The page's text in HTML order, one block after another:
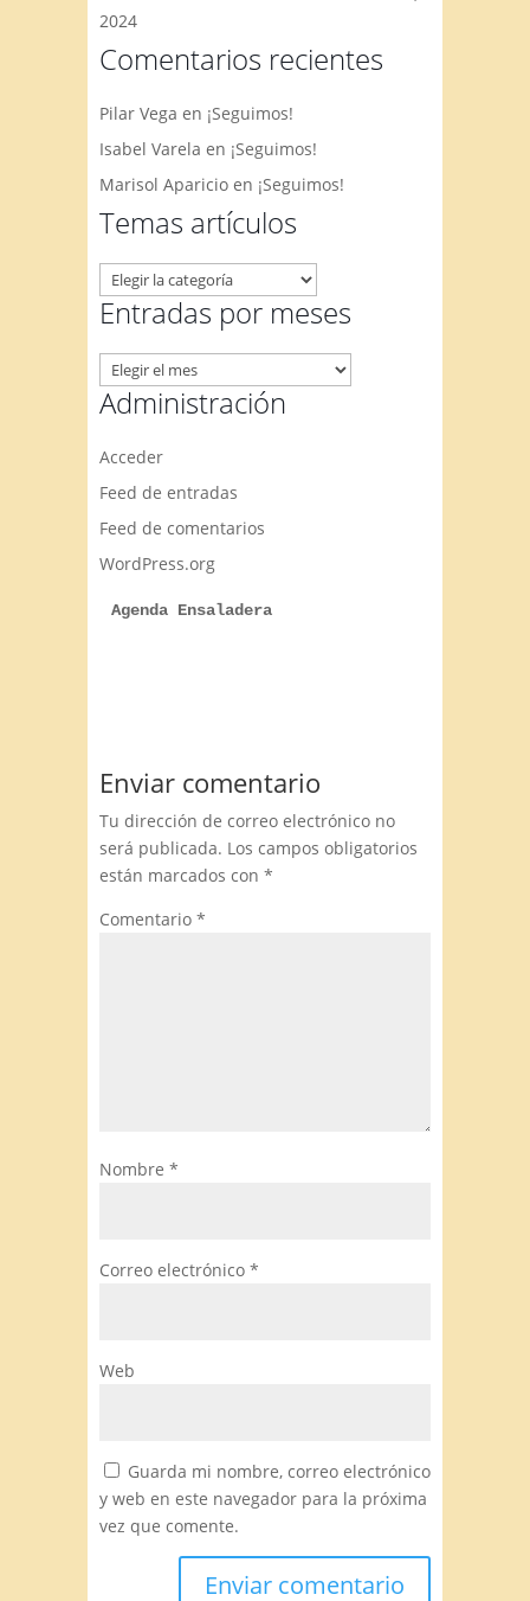
2024
Comentarios recientes
Pilar Vega en ¡Seguimos!
Isabel Varela en ¡Seguimos!
Marisol Aparicio en ¡Seguimos!
Temas artículos
Temas
artículos
Entradas por meses
Entradas
por
meses
Administración
Acceder
Feed de entradas
Feed de comentarios
WordPress.org
Agenda Ensaladera
Enviar comentario
Tu dirección de correo electrónico no
será publicada. Los campos obligatorios
están marcados con *
Comentario *
Nombre *
Correo electrónico *
Web
Guarda mi nombre, correo electrónico
y web en este navegador para la próxima
vez que comente.